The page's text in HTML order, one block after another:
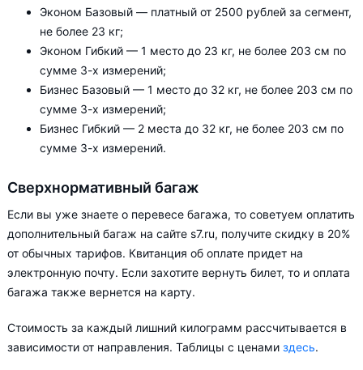
Эконом Базовый — платный от 2500 рублей за сегмент,
не более 23 кг;
Эконом Гибкий — 1 место до 23 кг, не более 203 см по
сумме 3-х измерений;
Бизнес Базовый — 1 место до 32 кг, не более 203 см по
сумме 3-х измерений;
Бизнес Гибкий — 2 места до 32 кг, не более 203 см по
сумме 3-х измерений.
Сверхнормативный багаж
Если вы уже знаете о перевесе багажа, то советуем оплатить
дополнительный багаж на сайте s7.ru, получите скидку в 20%
от обычных тарифов. Квитанция об оплате придет на
электронную почту. Если захотите вернуть билет, то и оплата
багажа также вернется на карту.
Стоимость за каждый лишний килограмм рассчитывается в
зависимости от направления. Таблицы с ценами здесь.